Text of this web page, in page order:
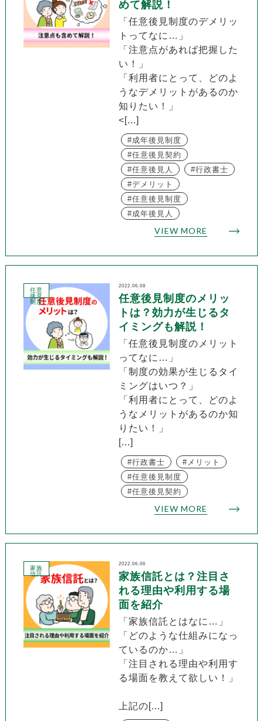
めて解説！
「任意後見制度のデメリッ
トってなに…」
「注意点があれば把握した
い！」
「利用者にとって、どのよ
うなデメリットがあるのか
知りたい！」
<[...]
成年後見制度
任意後見契約
任意後見人
行政書士
デメリット
任意後見制度
成年後見人
VIEW MORE
任意
後見
制度
2022.06.08
任意後見制度のメリッ
トは？効力が生じるタ
イミングも解説！
「任意後見制度のメリット
ってなに…」
「制度の効果が生じるタイ
ミングはいつ？」
「利用者にとって、どのよ
うなメリットがあるのか知
りたい！」
[...]
行政書士
メリット
任意後見制度
任意後見契約
VIEW MORE
家族
信託
2022.06.06
家族信託とは？注目さ
れる理由や利用する場
面を紹介
「家族信託とはなに…」
「どのような仕組みになっ
ているのか…」
「注目される理由や利用す
る場面を教えて欲しい！」
上記の[...]